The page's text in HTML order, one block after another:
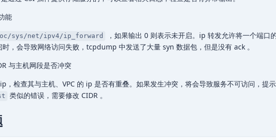
能
sys/net/ipv4/ip_forward
，如果输出 0 则表示未开启。ip 转发允许将一个端口
，会导致网络访问失败，tcpdump 中发送了大量 syn 数据包，但是没有 ack 。
与主机网段是否冲突
，检查其与主机、VPC 的 ip 是否有重叠。如果发生冲突，将会导致服务不可访问，提示
类似的错误，需要修改 CIDR 。